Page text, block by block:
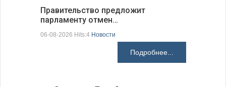
Правительство предложит
парламенту отмен…
06-08-2026 Hits:4 Новости
Подробнее...